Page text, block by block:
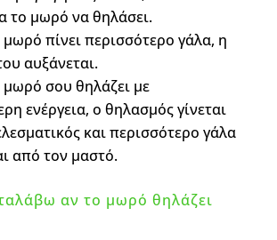
το μωρό να θηλάσει.
μωρό πίνει περισσότερο γάλα, η
αυξάνεται.
μωρό σου θηλάζει με
ενέργεια, ο θηλασμός γίνεται
και περισσότερο γάλα
από τον μαστό.
αν το μωρό θηλάζει